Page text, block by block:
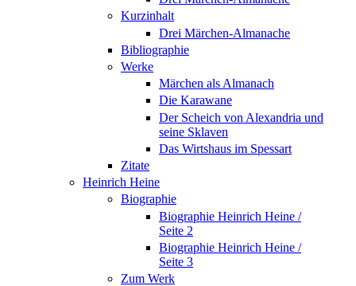
Kurzinhalt
Drei Märchen-Almanache
Bibliographie
Werke
Märchen als Almanach
Die Karawane
Der Scheich von Alexandria und
seine Sklaven
Das Wirtshaus im Spessart
Zitate
Heinrich Heine
Biographie
Biographie Heinrich Heine /
Seite 2
Biographie Heinrich Heine /
Seite 3
Zum Werk